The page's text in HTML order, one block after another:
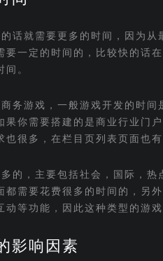
话就需要更多的时间，因为
要一定的时间的，比较快的话
。
务游戏，一般游戏开发的时
果你需要搭建的是商业行业门
很多，在栏目页列表页面也
的，主要包括社会，国际，
都需要花费很多的时间的，另
动等功能，因此这种类型的游
影响因素